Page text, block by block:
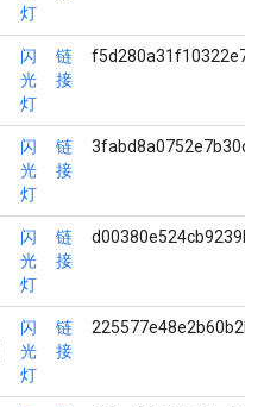
灯
闪
光
灯
链
接
闪
光
灯
链
接
闪
光
灯
链
接
闪
光
灯
链
接